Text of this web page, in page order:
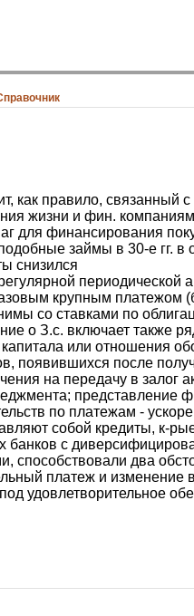
как правило, связанный
жизни и фин.
для финансирования
займы в 30-е гг.
снизился
крупным платежом
со ставками по
о З.с. включает также
или отношения
появившихся после
на передачу в залог
представление
по платежам -
собой кредиты, к-
банков с
способствовали два
платеж и
удовлетворительное